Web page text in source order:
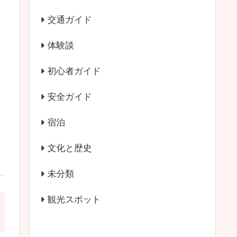
交通ガイド
体験談
初心者ガイド
安全ガイド
宿泊
文化と歴史
未分類
観光スポット